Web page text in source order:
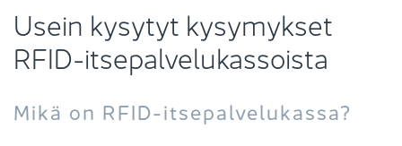
Usein kysytyt kysymykset
RFID-itsepalvelukassoista
Mikä on RFID-itsepalvelukassa?